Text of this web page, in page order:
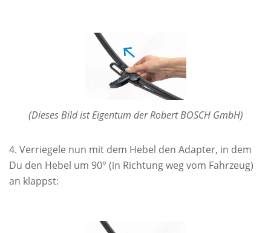
(Dieses Bild ist Eigentum der Robert BOSCH GmbH)
Verriegele nun mit dem Hebel den Adapter, in dem
Du den Hebel um 90° (in Richtung weg vom Fahrzeug)
an klappst: